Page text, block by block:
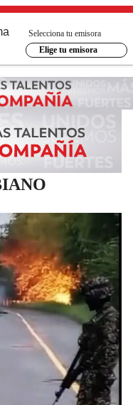
Selecciona tu emisora
Elige tu emisora